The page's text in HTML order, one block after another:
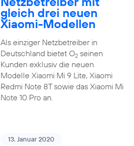
gleich drei neuen
Xiaomi-Modellen
Als einziger Netzbetreiber in
Deutschland bietet O2seinen
Kunden exklusiv die neuen
Modelle Xiaomi Mi 9 Lite, Xiaomi
Redmi Note 8T sowie das Xiaomi Mi
Note 10 Pro an.
13. Januar 2020